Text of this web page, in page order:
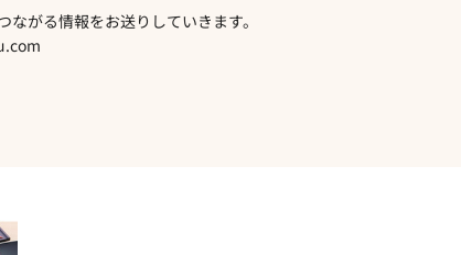
がる情報をお送りしていきます。